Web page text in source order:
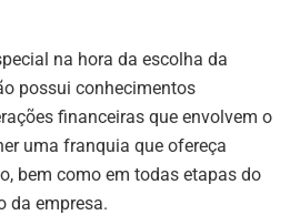
na hora da escolha da
possui conhecimentos
financeiras que envolvem o
uma franquia que ofereça
bem como em todas etapas do
da empresa.